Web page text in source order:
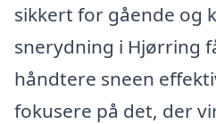
sikkert for gående og
snerydning i Hjørring
håndtere sneen
fokusere på det, der